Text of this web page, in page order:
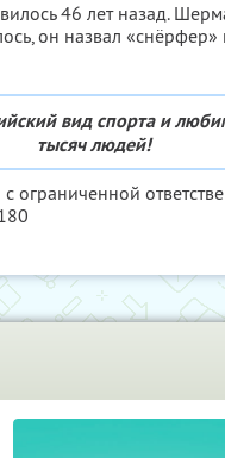
46 лет назад.
он назвал
вид спорта и
тысяч людей!
ограниченной